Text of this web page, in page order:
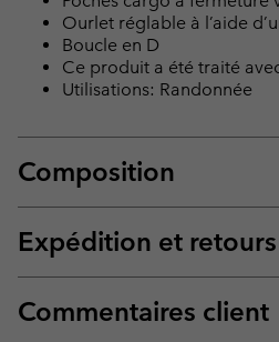
Ourlet réglable à l’aide
Boucle en D
Ce produit a été traité
Utilisations: Randonnée
Composition
Expédition et retours
Commentaires client